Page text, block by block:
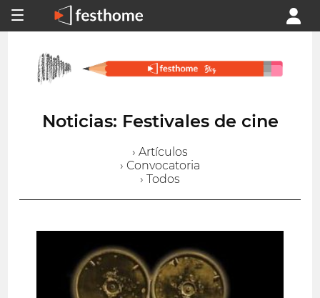
Noticias: Festivales de cine
› Artículos
› Convocatoria
› Todos